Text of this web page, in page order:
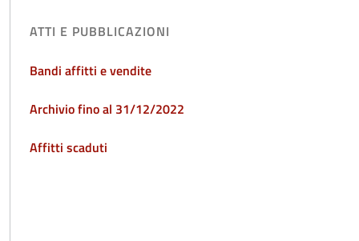
ATTI E PUBBLICAZIONI
Bandi affitti e vendite
Archivio fino al 31/12/2022
Affitti scaduti